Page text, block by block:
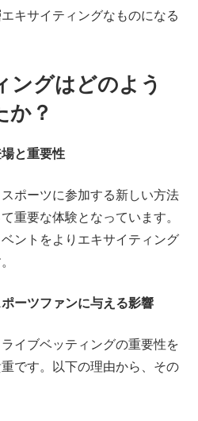
キサイティングなものになる
ングはどのよう
か？
と重要性
ポーツに参加する新しい方法
重要な体験となっています。
ントをよりエキサイティング
ーツファンに与える影響
イブベッティングの重要性を
です。以下の理由から、その